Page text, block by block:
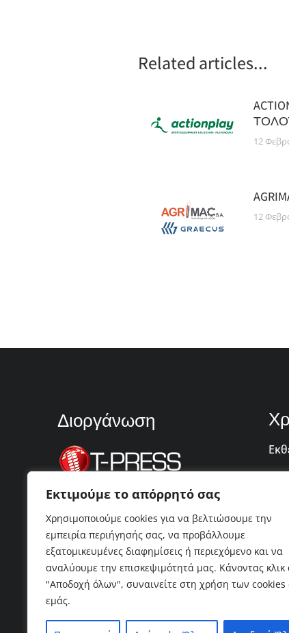
Εκτιμούμε το απόρρητό σας
Χρησιμοποιούμε cookies για να βελτιώσουμε την
εμπειρία περιήγησής σας, να προβάλλουμε
εξατομικευμένες διαφημίσεις ή περιεχόμενο και να
αναλύουμε την επισκεψιμότητά μας. Κάνοντας κλικ
"Αποδοχή όλων", συναινείτε στη χρήση των cookies
εμάς.
Related articles...
12
12
Διοργάνωση
© 2026 Verde-Tec . All Rights Reserved. |